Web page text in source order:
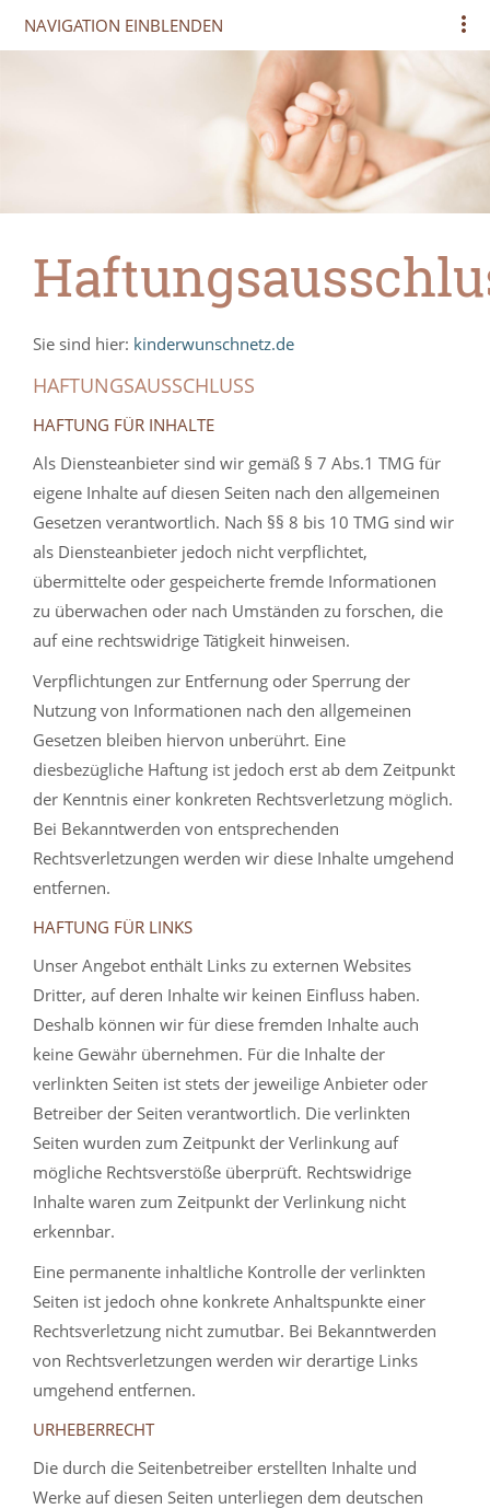
NAVIGATION EINBLENDEN
Sie sind hier: kinderwunschnetz.de
HAFTUNGSAUSSCHLUSS
HAFTUNG FÜR INHALTE
Als Diensteanbieter sind wir gemäß § 7 Abs.1 TMG für
eigene Inhalte auf diesen Seiten nach den allgemeinen
Gesetzen verantwortlich. Nach §§ 8 bis 10 TMG sind wir
als Diensteanbieter jedoch nicht verpflichtet,
übermittelte oder gespeicherte fremde Informationen
zu überwachen oder nach Umständen zu forschen, die
auf eine rechtswidrige Tätigkeit hinweisen.
Verpflichtungen zur Entfernung oder Sperrung der
Nutzung von Informationen nach den allgemeinen
Gesetzen bleiben hiervon unberührt. Eine
diesbezügliche Haftung ist jedoch erst ab dem Zeitpunkt
der Kenntnis einer konkreten Rechtsverletzung möglich.
Bei Bekanntwerden von entsprechenden
Rechtsverletzungen werden wir diese Inhalte umgehend
entfernen.
HAFTUNG FÜR LINKS
Unser Angebot enthält Links zu externen Websites
Dritter, auf deren Inhalte wir keinen Einfluss haben.
Deshalb können wir für diese fremden Inhalte auch
keine Gewähr übernehmen. Für die Inhalte der
verlinkten Seiten ist stets der jeweilige Anbieter oder
Betreiber der Seiten verantwortlich. Die verlinkten
Seiten wurden zum Zeitpunkt der Verlinkung auf
mögliche Rechtsverstöße überprüft. Rechtswidrige
Inhalte waren zum Zeitpunkt der Verlinkung nicht
erkennbar.
Eine permanente inhaltliche Kontrolle der verlinkten
Seiten ist jedoch ohne konkrete Anhaltspunkte einer
Rechtsverletzung nicht zumutbar. Bei Bekanntwerden
von Rechtsverletzungen werden wir derartige Links
umgehend entfernen.
URHEBERRECHT
Die durch die Seitenbetreiber erstellten Inhalte und
Werke auf diesen Seiten unterliegen dem deutschen